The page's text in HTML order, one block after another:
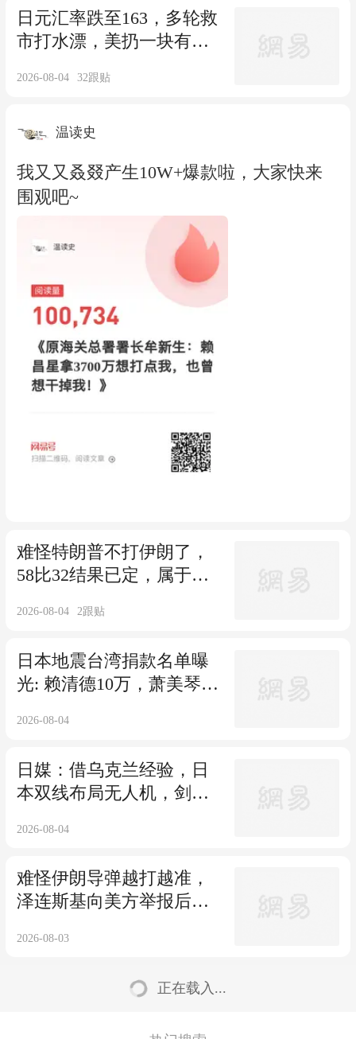
日元汇率跌至163，多轮救
市打水漂，美扔一块有毒
2026-08-04 32跟贴
温读史
我又又叒叕产生10W+爆款啦，大家快来
围观吧~
难怪特朗普不打伊朗了，
58比32结果已定，属于美
2026-08-04 2跟贴
日本地震台湾捐款名单曝
光: 赖清德10万，萧美琴20
2026-08-04
日媒：借乌克兰经验，日
本双线布局无人机，剑指
2026-08-04
难怪伊朗导弹越打越准，
泽连斯基向美方举报后，
2026-08-03
正在载入...